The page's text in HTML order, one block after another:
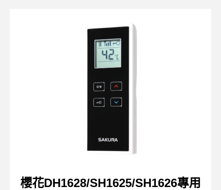
櫻花DH1628/SH1625/SH1626專用